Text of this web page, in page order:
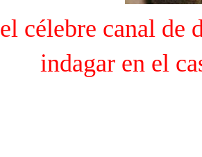
el célebre canal de
indagar en el